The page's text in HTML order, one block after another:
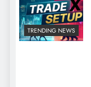
TRENDING NEWS